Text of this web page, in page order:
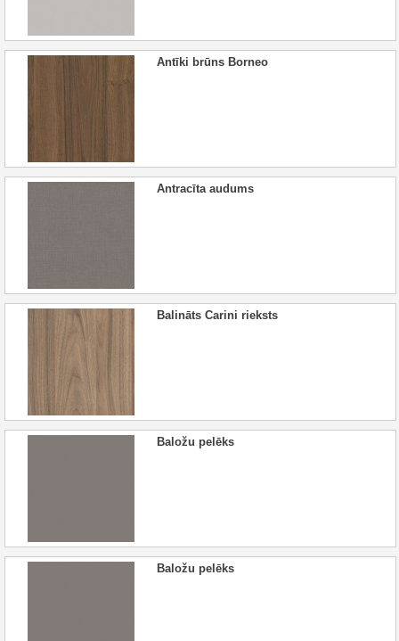
Antīki brūns Borneo
Antracīta audums
Balināts Carini rieksts
Baložu pelēks
Baložu pelēks